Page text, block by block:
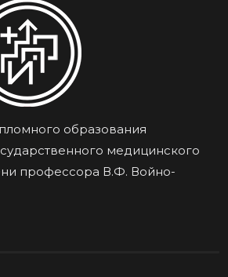
образования
медицинского
профессора В.Ф. Войно-